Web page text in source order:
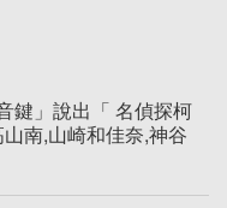
鍵」說出「 名偵探柯
南,山崎和佳奈,神谷